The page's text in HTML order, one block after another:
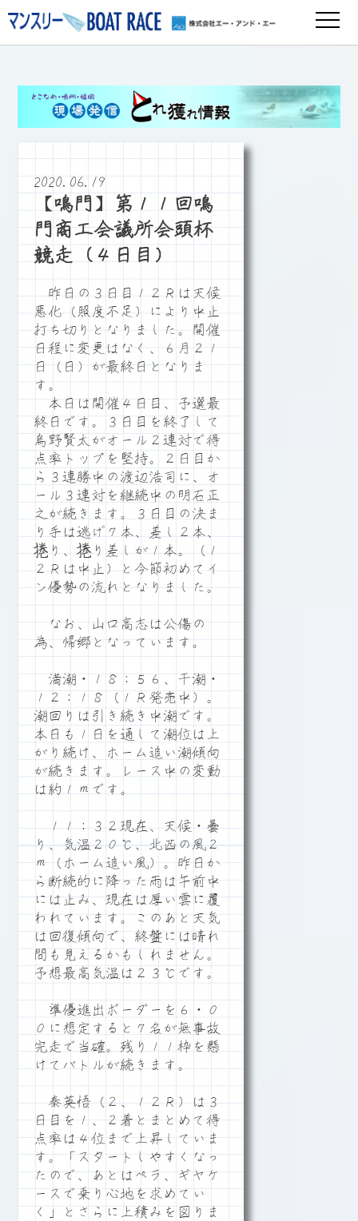
2020.06.19
【鳴門】第１１回鳴
門商工会議所会頭杯
競走（４日目）
昨日の３日目１２Ｒは天候
悪化（照度不足）により中止
打ち切りとなりました。開催
日程に変更はなく、６月２１
日（日）が最終日となりま
す。
本日は開催４日目、予選最
終日です。３日目を終了して
烏野賢太がオール２連対で得
点率トップを堅持。２日目か
ら３連勝中の渡辺浩司に、オ
ール３連対を継続中の明石正
之が続きます。３日目の決ま
り手は逃げ７本、差し２本、
捲り、捲り差しが１本。（１
２Ｒは中止）と今節初めてイ
ン優勢の流れとなりました。
なお、山口高志は公傷の
為、帰郷となっています。
満潮・１８：５６、干潮・
１２：１８（１Ｒ発売中）。
潮回りは引き続き中潮です。
本日も１日を通して潮位は上
がり続け、ホーム追い潮傾向
が続きます。レース中の変動
は約１ｍです。
１１：３２現在、天候・曇
り、気温２０℃、北西の風２
ｍ（ホーム追い風）。昨日か
ら断続的に降った雨は午前中
には止み、現在は厚い雲に覆
われています。このあと天気
は回復傾向で、終盤には晴れ
間も見えるかもしれません。
予想最高気温は２３℃です。
準優進出ボーダーを６・０
０に想定すると７名が無事故
完走で当確。残り１１枠を懸
けてバトルが続きます。
秦英悟（２、１２Ｒ）は３
日目を１、２着とまとめて得
点率は４位まで上昇していま
す。「スタートしやすくなっ
たので、あとはペラ、ギヤケ
ースで乗り心地を求めてい
く」とさらに上積みを図りま